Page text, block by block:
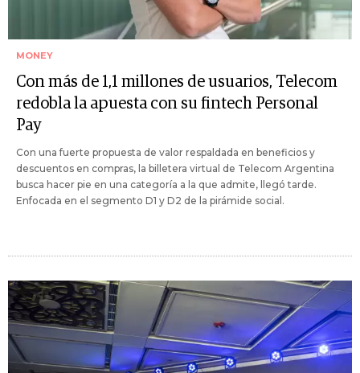
MONEY
Con más de 1,1 millones de usuarios, Telecom
redobla la apuesta con su fintech Personal
Pay
Con una fuerte propuesta de valor respaldada en beneficios y
descuentos en compras, la billetera virtual de Telecom Argentina
busca hacer pie en una categoría a la que admite, llegó tarde.
Enfocada en el segmento D1 y D2 de la pirámide social.